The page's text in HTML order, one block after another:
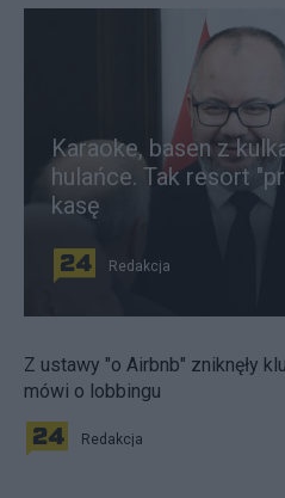
Karaoke, basen z
hulańce. Tak resort
kasę
Redakcja
Z ustawy "o Airbnb" zniknęły
mówi o lobbingu
Redakcja